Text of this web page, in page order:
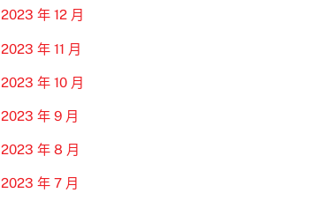
2023 年 12 月
2023 年 11 月
2023 年 10 月
2023 年 9 月
2023 年 8 月
2023 年 7 月